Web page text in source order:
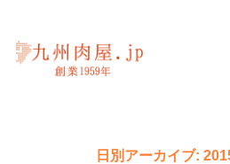
日別アーカイブ: